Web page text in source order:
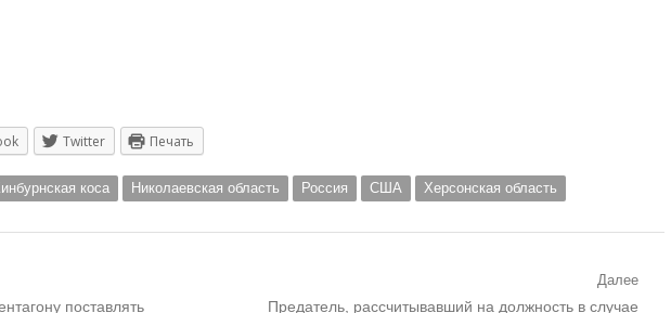
Twitter Печать
коса Николаевская область Россия США Херсонская область
поставлять
Далее
Следующий
Предатель, рассчитывавший на должность в случае